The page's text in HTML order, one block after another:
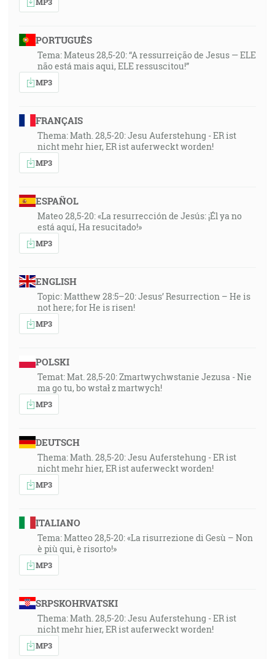
PORTUGUÊS
Tema: Mateus 28,5-20: “A ressurreição de Jesus — ELE
não está mais aqui, ELE ressuscitou!”
MP3
FRANÇAIS
Thema: Math. 28,5-20: Jesu Auferstehung - ER ist
nicht mehr hier, ER ist auferweckt worden!
MP3
ESPAÑOL
Mateo 28,5-20: «La resurrección de Jesús: ¡Él ya no
está aquí, Ha resucitado!»
MP3
ENGLISH
Topic: Matthew 28:5–20: Jesus’ Resurrection – He is
not here; for He is risen!
MP3
POLSKI
Temat: Mat. 28,5-20: Zmartwychwstanie Jezusa - Nie
ma go tu, bo wstał z martwych!
MP3
DEUTSCH
Thema: Math. 28,5-20: Jesu Auferstehung - ER ist
nicht mehr hier, ER ist auferweckt worden!
MP3
ITALIANO
Tema: Matteo 28,5-20: «La risurrezione di Gesù – Non
è più qui, è risorto!»
MP3
SRPSKOHRVATSKI
Thema: Math. 28,5-20: Jesu Auferstehung - ER ist
nicht mehr hier, ER ist auferweckt worden!
MP3